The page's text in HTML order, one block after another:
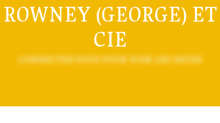
ROWNEY (GEORGE) ET
CIE
CONNECTEZ-VOUS POUR VOIR LES DATES